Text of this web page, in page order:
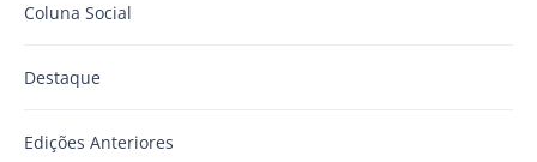
Coluna Social
Destaque
Edições Anteriores